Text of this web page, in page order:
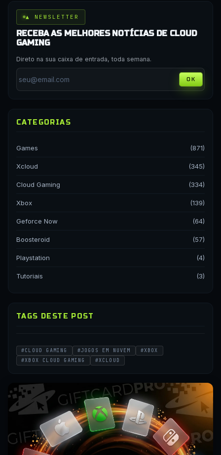
▲ NEWSLETTER
RECEBA AS MELHORES NOTÍCIAS DE CLOUD
GAMING
Direto na sua caixa de entrada, toda semana.
OK
CATEGORIAS
Games (871)
Xcloud (345)
Cloud Gaming (334)
Xbox (139)
Geforce Now (64)
Boosteroid (57)
Playstation (4)
Tutoriais (3)
TAGS DESTE POST
#CLOUD GAMING #JOGOS EM NUVEM
#XBOX
#XBOX CLOUD GAMING
#XCLOUD